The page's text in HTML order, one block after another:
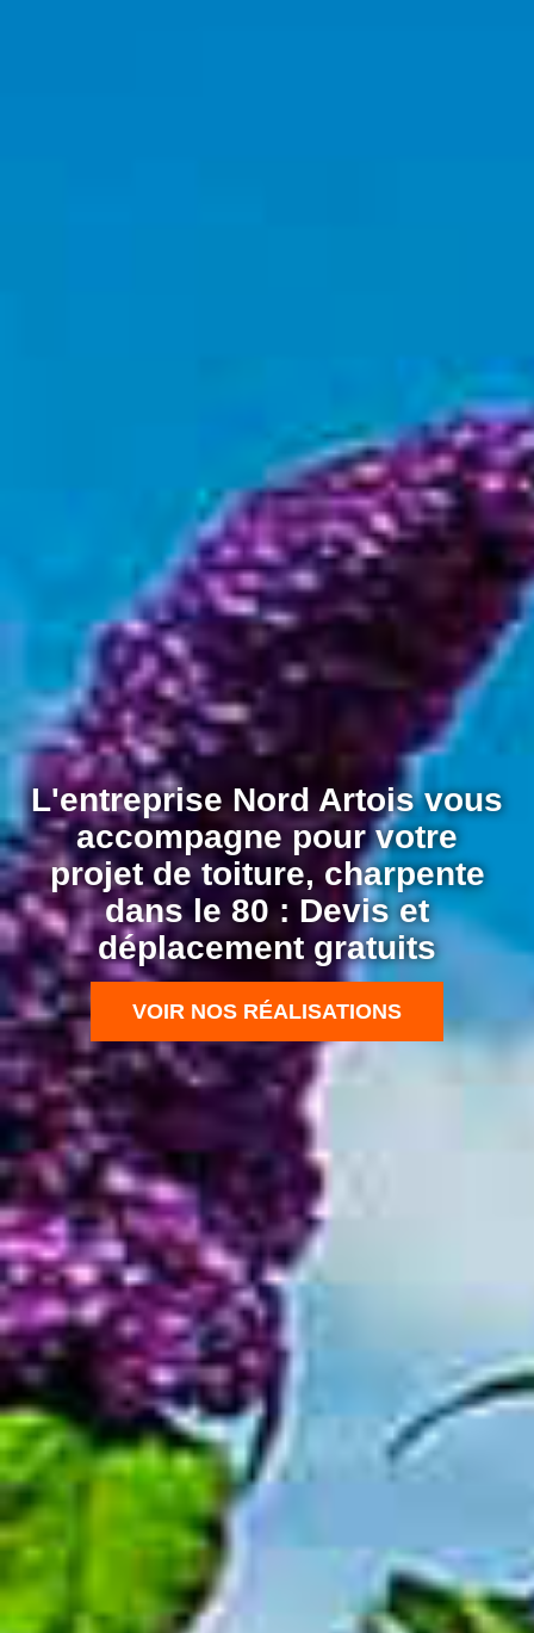
L'entreprise Nord Artois vous
accompagne pour votre
projet de toiture, charpente
dans le 80 : Devis et
déplacement gratuits
VOIR NOS RÉALISATIONS